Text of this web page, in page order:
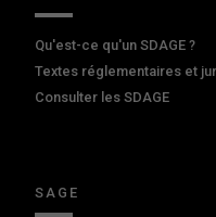
Qu'est-ce qu'un SDAGE ?
Textes réglementaires et
Consulter les SDAGE
SAGE